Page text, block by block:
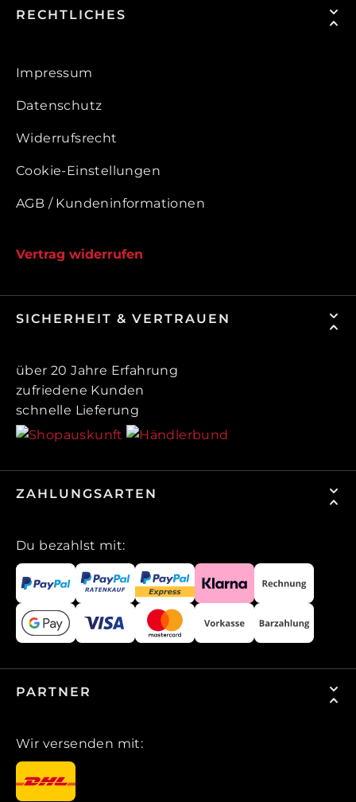
RECHTLICHES
Impressum
Datenschutz
Widerrufsrecht
Cookie-Einstellungen
AGB / Kundeninformationen
Vertrag widerrufen
SICHERHEIT & VERTRAUEN
über 20 Jahre Erfahrung
zufriedene Kunden
schnelle Lieferung
ZAHLUNGSARTEN
Du bezahlst mit:
PARTNER
Wir versenden mit: